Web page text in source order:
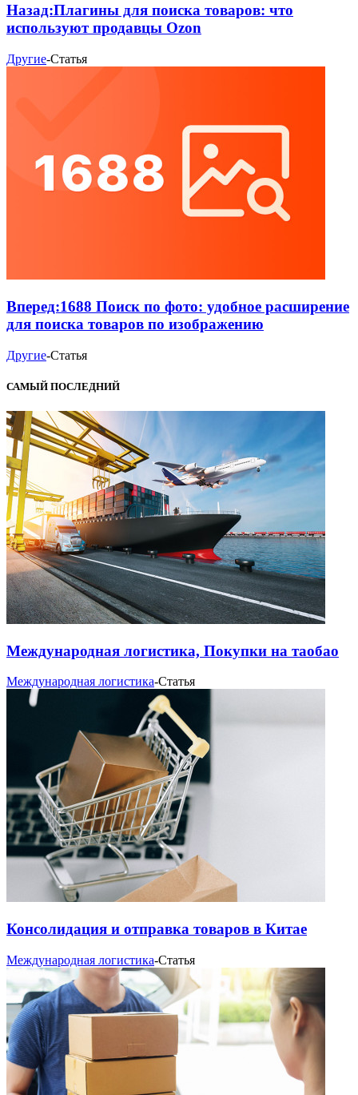
Назад:Плагины для поиска товаров: что
используют продавцы Ozon
Другие-Статья
Вперед:1688 Поиск по фото: удобное расширение
для поиска товаров по изображению
Другие-Статья
САМЫЙ ПОСЛЕДНИЙ
Международная логистика, Покупки на таобао
Международная логистика-Статья
Консолидация и отправка товаров в Китае
Международная логистика-Статья